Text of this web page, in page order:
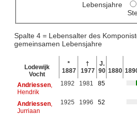
Lebensjahre
Spalte 4 = Lebensalter des
gemeinsamen Lebensjahre
Lodewijk
Vocht
*
1887
†
1977
J.
90 1880
Andriessen,
Hendrik
1892 1981 85
Andriessen,
Jurriaan
1925 1996 52